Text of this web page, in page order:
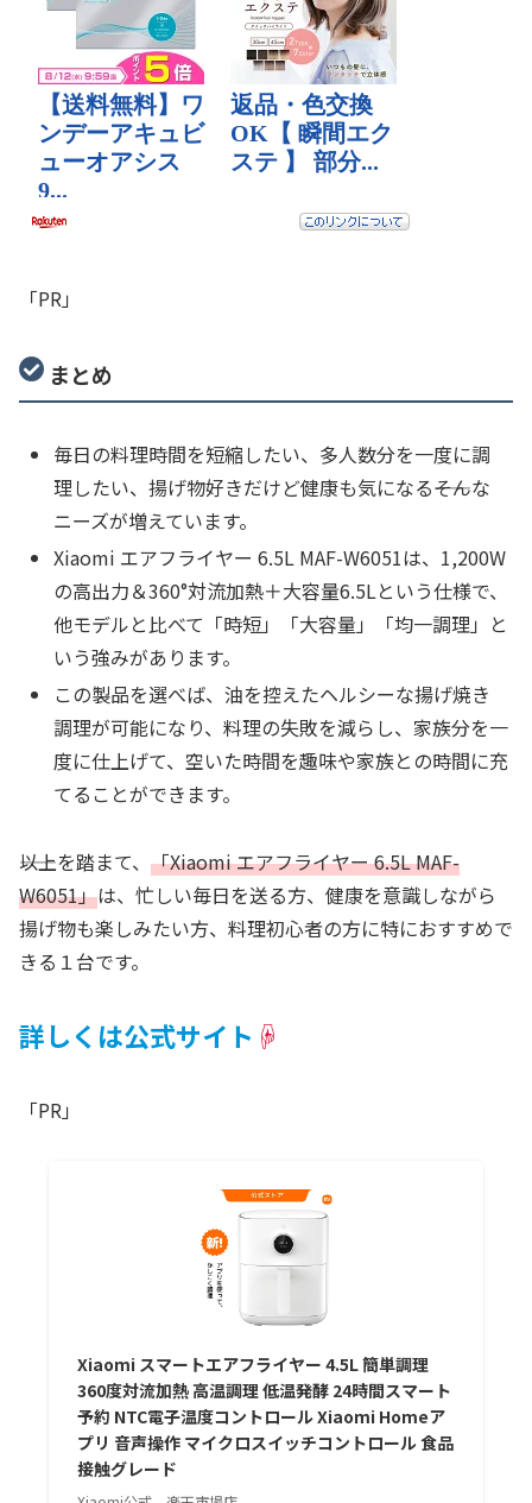
「PR」
まとめ
毎日の料理時間を短縮したい、多人数分を一度に調
理したい、揚げ物好きだけど健康も気になる――そんな
ニーズが増えています。
Xiaomi エアフライヤー 6.5L MAF-W6051は、1,200W
の高出力＆360°対流加熱＋大容量6.5Lという仕様で、
他モデルと比べて「時短」「大容量」「均一調理」と
いう強みがあります。
この製品を選べば、油を控えたヘルシーな揚げ焼き
調理が可能になり、料理の失敗を減らし、家族分を一
度に仕上げて、空いた時間を趣味や家族との時間に充
てることができます。
――以上を踏まて、 「Xiaomi エアフライヤー 6.5L MAF-
W6051」は、忙しい毎日を送る方、健康を意識しながら
揚げ物も楽しみたい方、料理初心者の方に特におすすめで
きる１台です。
詳しくは公式サイト ☟
「PR」
Xiaomi スマートエアフライヤー 4.5L 簡単調理
360度対流加熱 高温調理 低温発酵 24時間スマート
予約 NTC電子温度コントロール Xiaomi Homeア
プリ 音声操作 マイクロスイッチコントロール 食品
接触グレード